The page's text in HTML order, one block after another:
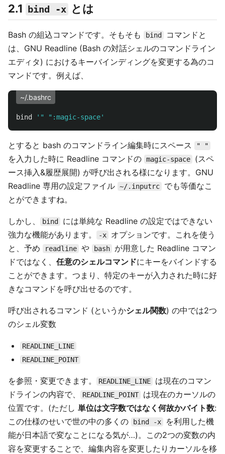
2.1 bind -x とは
Bash の組込コマンドです。そもそも bind
コマンドと
は、GNU Readline (Bash の対話シェルのコマンドライン
エディタ) におけるキーバインディングを変更する為のコ
マンドです。例えば、
~/.bashrc
bind '" ":magic-space'
とすると bash のコマンドライン編集時にスペース " "
を入力した時に Readline コマンドの magic-space
(スペ
ース挿入&履歴展開) が呼び出される様になります。GNU
Readline 専用の設定ファイル ~/.inputrc
でも等価なこ
とができますね。
しかし、 bind
には単純な Readline の設定ではできない
強力な機能があります。
-x
オプションです。これを使う
と、予め
readline や bash
が用意した Readline コマン
ドではなく、 任意のシェルコマンドにキーをバインドする
ことができます。つまり、特定のキーが入力された時に好
きなコマンドを呼び出せるのです。
呼び出されるコマンド (というかシェル関数) の中では2つ
のシェル変数
READLINE_LINE
READLINE_POINT
を参照・変更できます。 READLINE_LINE
は現在のコマン
ドラインの内容で、
READLINE_POINT
は現在のカーソルの
位置です。(ただし 単位は文字数ではなく何故かバイト数:
この仕様のせいで世の中の多くの
bind -x
を利用した機
能が日本語で変なことになる気が…)。この2つの変数の内
容を変更することで、編集内容を変更したりカーソルを移